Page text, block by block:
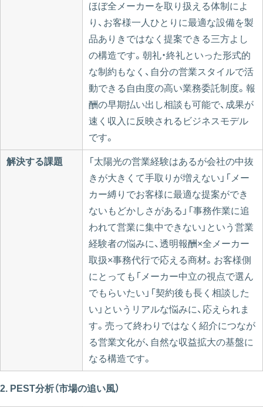
ほぼ全メーカーを取り扱える体制によ
り、お客様一人ひとりに最適な設備を製
品ありきではなく提案できる三方よし
の構造です。朝礼・終礼といった形式的
な制約もなく、自分の営業スタイルで活
動できる自由度の高い業務委託制度。報
酬の早期払い出し相談も可能で、成果が
速く収入に反映されるビジネスモデル
です。
解決する課題
「太陽光の営業経験はあるが会社の中抜
きが大きくて手取りが増えない」「メー
カー縛りでお客様に最適な提案ができ
ないもどかしさがある」「事務作業に追
われて営業に集中できない」という営業
経験者の悩みに、透明報酬×全メーカー
取扱×事務代行で応える商材。お客様側
にとっても「メーカー中立の視点で選ん
でもらいたい」「契約後も長く相談した
い」というリアルな悩みに、応えられま
す。売って終わりではなく紹介につなが
る営業文化が、自然な収益拡大の基盤に
なる構造です。
2. PEST分析（市場の追い風）